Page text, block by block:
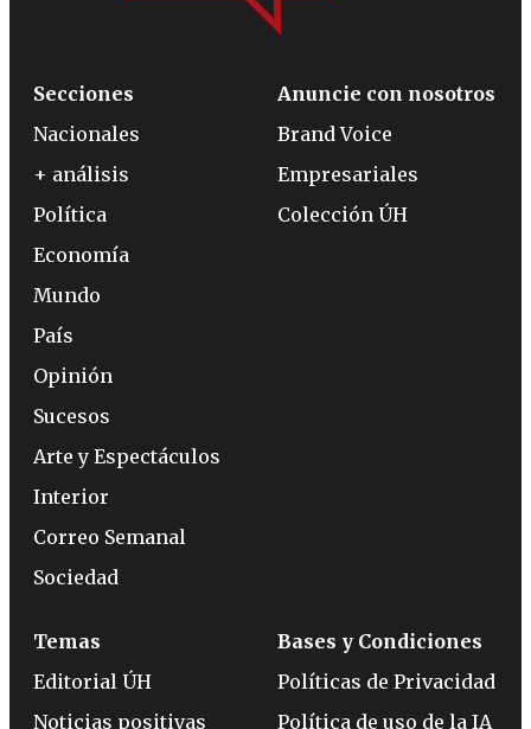
Secciones
Nacionales
+ análisis
Política
Economía
Mundo
País
Opinión
Sucesos
Arte y Espectáculos
Interior
Correo Semanal
Sociedad
Anuncie con nosotros
Brand Voice
Empresariales
Colección ÚH
Temas
Editorial ÚH
Noticias positivas
Bases y Condiciones
Políticas de Privacidad
Política de uso de la IA